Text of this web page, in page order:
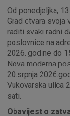
Od ponedjeljka,
Grad otvara svoja
raditi svaki radni
poslovnice na
2026. godine do
Nova moderna
20.srpnja
Vukovarska ulica
sati.
Obavijest o